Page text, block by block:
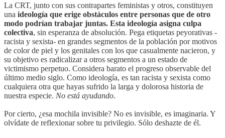
La CRT, junto con sus contrapartes feministas y otros, constituyen
una ideología que erige obstáculos entre personas que de otro
modo podrían trabajar juntas. Esta ideología asigna culpa
colectiva, sin esperanza de absolución. Pega etiquetas peyorativas -
racista y sexista- en grandes segmentos de la población por motivos
de color de piel y los genitales con los que casualmente nacieron, y
su objetivo es radicalizar a otros segmentos a un estado de
victimismo perpetuo. Considera barato el progreso observable del
último medio siglo. Como ideología, es tan racista y sexista como
cualquiera otra que hayas sufrido la larga y dolorosa historia de
nuestra especie. No está ayudando.
Por cierto, ¿esa mochila invisible? No es invisible, es imaginaria. Y
olvídate de reflexionar sobre tu privilegio. Sólo deshazte de él.